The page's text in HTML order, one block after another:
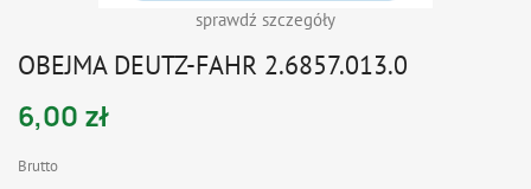
sprawdź szczegóły
OBEJMA DEUTZ-FAHR 2.6857.013.0
6,00 zł
Brutto